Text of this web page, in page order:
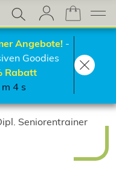
Angebote!-
Goodies
Rabatt
3 s
Seniorentrainer